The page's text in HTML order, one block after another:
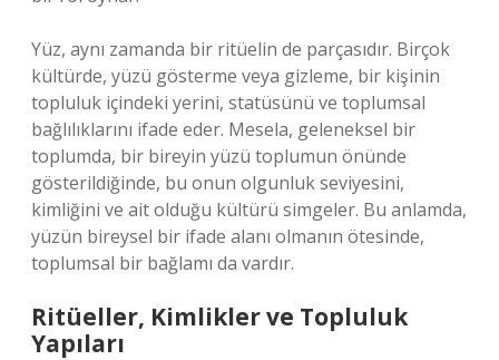
Yüz, aynı zamanda bir ritüelin de parçasıdır. Birçok
kültürde, yüzü gösterme veya gizleme, bir kişinin
topluluk içindeki yerini, statüsünü ve toplumsal
bağlılıklarını ifade eder. Mesela, geleneksel bir
toplumda, bir bireyin yüzü toplumun önünde
gösterildiğinde, bu onun olgunluk seviyesini,
kimliğini ve ait olduğu kültürü simgeler. Bu anlamda,
yüzün bireysel bir ifade alanı olmanın ötesinde,
toplumsal bir bağlamı da vardır.
Ritüeller, Kimlikler ve Topluluk
Yapıları